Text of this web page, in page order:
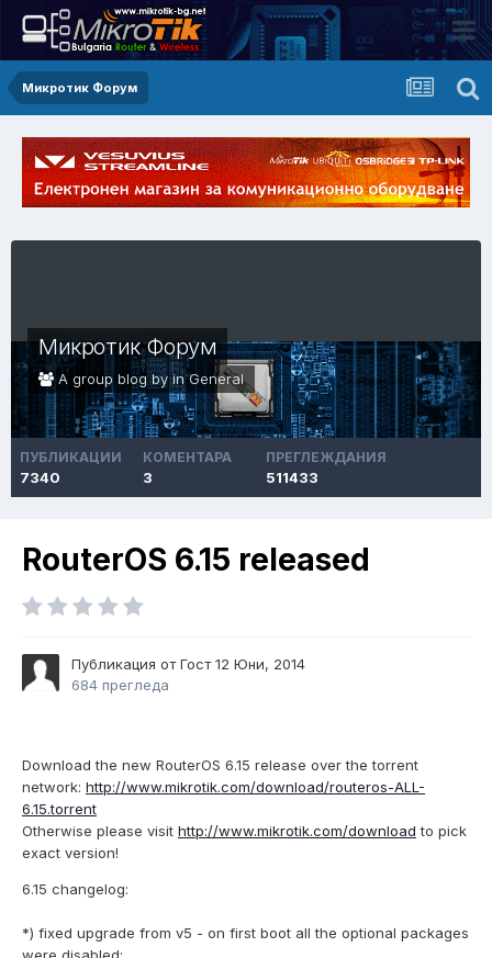
Микротик Форум
Микротик Форум
A group blog by inGeneral
ПУБЛИКАЦИИ
7340
КОМЕНТАРА
3
ПРЕГЛЕЖДАНИЯ
511433
RouterOS 6.15 released
Публикация от Гост12 Юни, 2014
684 прегледа
Download the new RouterOS 6.15 release over the torrent
network: http://www.mikrotik.com/download/routeros-ALL-
6.15.torrent
Otherwise please visit http://www.mikrotik.com/download to pick
exact version!
6.15 changelog:
*) fixed upgrade from v5 - on first boot all the optional packages